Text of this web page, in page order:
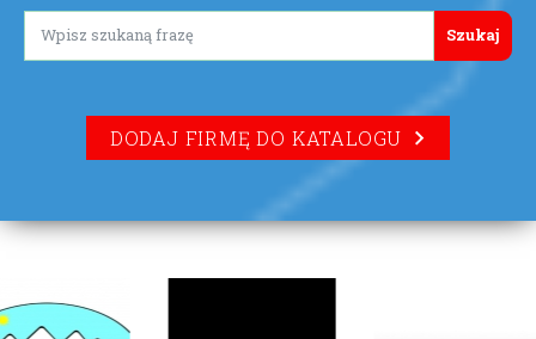
Lorem ipsum
DODAJ FIRMĘ DO KATALOGU
lorem ipsum